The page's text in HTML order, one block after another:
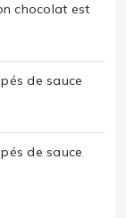
chocolat est
de sauce
de sauce